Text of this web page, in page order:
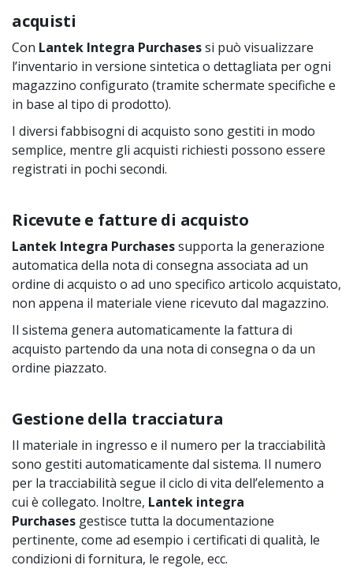
acquisti
Con Lantek Integra Purchasessi può visualizzare
l’inventario in versione sintetica o dettagliata per ogni
magazzino configurato (tramite schermate specifiche e
in base al tipo di prodotto).
I diversi fabbisogni di acquisto sono gestiti in modo
semplice, mentre gli acquisti richiesti possono essere
registrati in pochi secondi.
Ricevute e fatture di acquisto
Lantek Integra Purchasessupporta la generazione
automatica della nota di consegna associata ad un
ordine di acquisto o ad uno specifico articolo acquistato,
non appena il materiale viene ricevuto dal magazzino.
Il sistema genera automaticamente la fattura di
acquisto partendo da una nota di consegna o da un
ordine piazzato.
Gestione della tracciatura
Il materiale in ingresso e il numero per la tracciabilità
sono gestiti automaticamente dal sistema. Il numero
per la tracciabilità segue il ciclo di vita dell’elemento a
cui è collegato. Inoltre, Lantek integra
Purchases gestisce tutta la documentazione
pertinente, come ad esempio i certificati di qualità, le
condizioni di fornitura, le regole, ecc.